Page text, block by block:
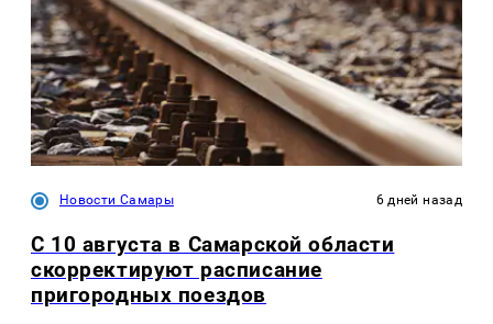
Новости Самары 6 дней назад
С 10 августа в Самарской области
скорректируют расписание
пригородных поездов